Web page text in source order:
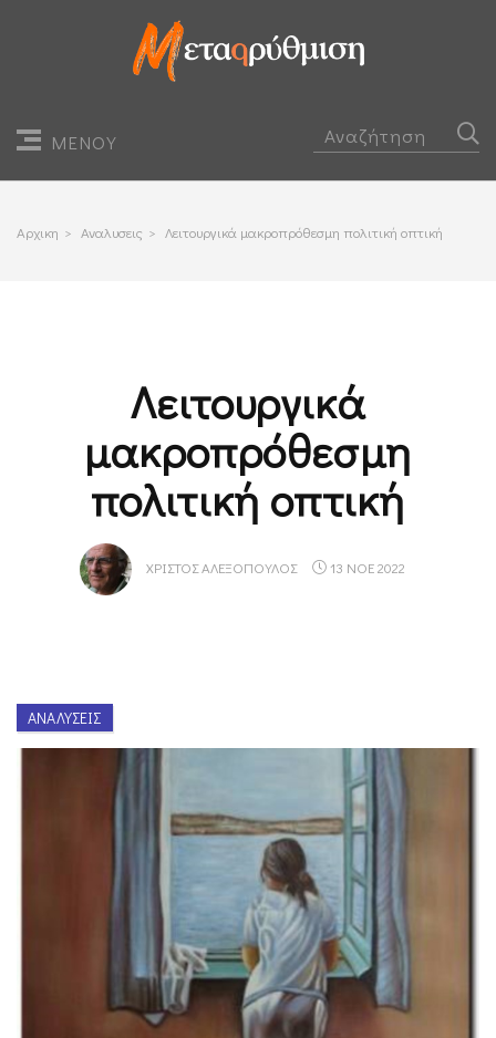
ΜΕΝΟΥ
Αρχικη > Αναλυσεις > Λειτουργικά μακροπρόθεσμη πολιτική οπτική
Λειτουργικά
μακροπρόθεσμη
πολιτική οπτική
ΧΡΊΣΤΟΣ ΑΛΕΞΌΠΟΥΛΟΣ 13 ΝΟΕ 2022
ΑΝΑΛΎΣΕΙΣ